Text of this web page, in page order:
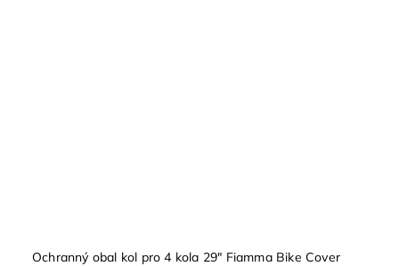
Ochranný obal kol pro 4 kola 29" Fiamma Bike Cover